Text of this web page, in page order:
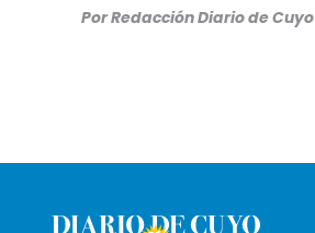
PorRedacción Diario de Cuyo